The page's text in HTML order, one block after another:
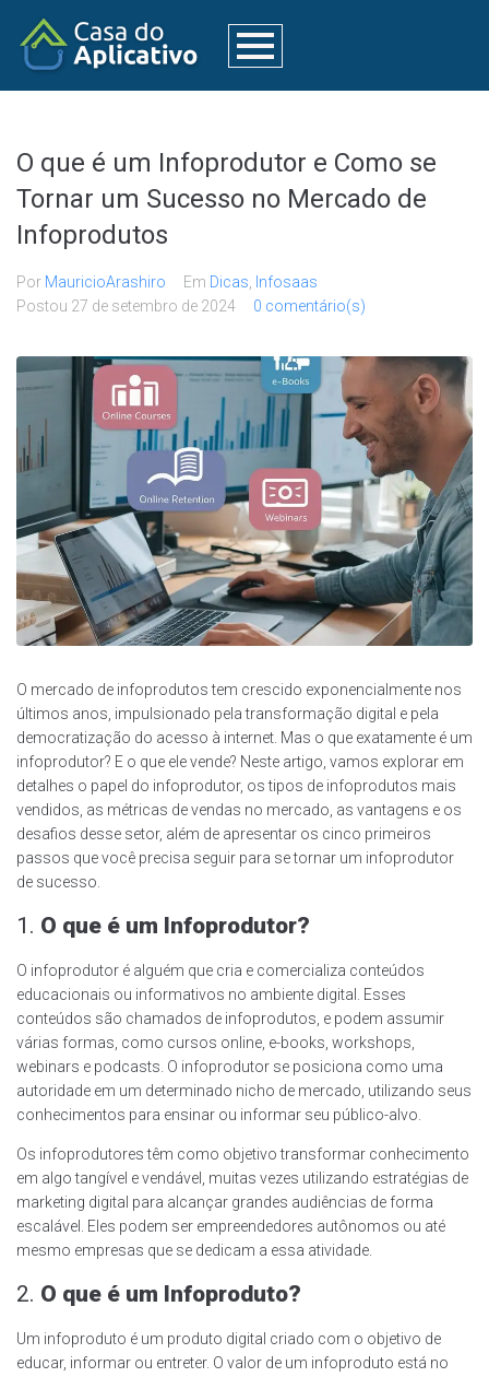
O que é um Infoprodutor e Como se
Tornar um Sucesso no Mercado de
Infoprodutos
Por MauricioArashiro Em Dicas
Infosaas
Postou 27 de setembro de 2024 0 comentário(s)
O mercado de infoprodutos tem crescido exponencialmente nos
últimos anos, impulsionado pela transformação digital e pela
democratização do acesso à internet. Mas o que exatamente é um
infoprodutor? E o que ele vende? Neste artigo, vamos explorar em
detalhes o papel do infoprodutor, os tipos de infoprodutos mais
vendidos, as métricas de vendas no mercado, as vantagens e os
desafios desse setor, além de apresentar os cinco primeiros
passos que você precisa seguir para se tornar um infoprodutor
de sucesso.
1. O que é um Infoprodutor?
O infoprodutor é alguém que cria e comercializa conteúdos
educacionais ou informativos no ambiente digital. Esses
conteúdos são chamados de infoprodutos, e podem assumir
várias formas, como cursos online, e-books, workshops,
webinars e podcasts. O infoprodutor se posiciona como uma
autoridade em um determinado nicho de mercado, utilizando seus
conhecimentos para ensinar ou informar seu público-alvo.
Os infoprodutores têm como objetivo transformar conhecimento
em algo tangível e vendável, muitas vezes utilizando estratégias de
marketing digital para alcançar grandes audiências de forma
escalável. Eles podem ser empreendedores autônomos ou até
mesmo empresas que se dedicam a essa atividade.
2. O que é um Infoproduto?
Um infoproduto é um produto digital criado com o objetivo de
educar, informar ou entreter. O valor de um infoproduto está no